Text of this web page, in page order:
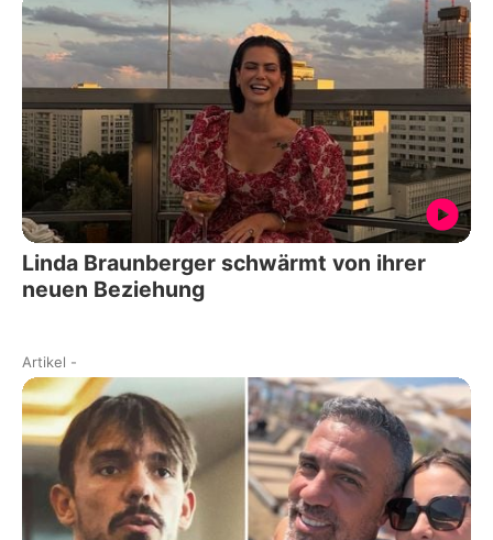
Linda Braunberger schwärmt von ihrer
neuen Beziehung
Artikel -